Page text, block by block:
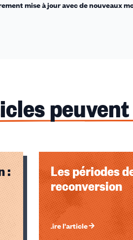
mise à jour avec de nouveaux
:
Les périodes
reconversion
Lire l'article